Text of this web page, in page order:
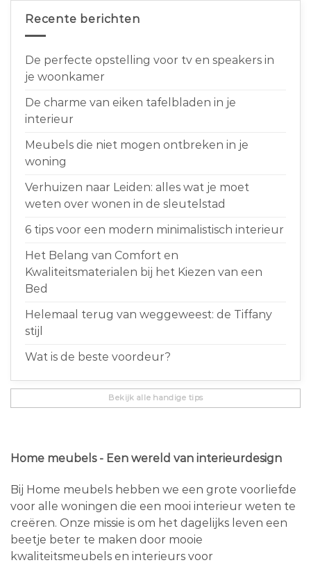
Recente berichten
De perfecte opstelling voor tv en speakers in
je woonkamer
De charme van eiken tafelbladen in je
interieur
Meubels die niet mogen ontbreken in je
woning
Verhuizen naar Leiden: alles wat je moet
weten over wonen in de sleutelstad
6 tips voor een modern minimalistisch interieur
Het Belang van Comfort en
Kwaliteitsmaterialen bij het Kiezen van een
Bed
Helemaal terug van weggeweest: de Tiffany
stijl
Wat is de beste voordeur?
Bekijk alle handige tips
Home meubels - Een wereld van interieurdesign
Bij Home meubels hebben we een grote voorliefde
voor alle woningen die een mooi interieur weten te
creëren. Onze missie is om het dagelijks leven een
beetje beter te maken door mooie
kwaliteitsmeubels en interieurs voor